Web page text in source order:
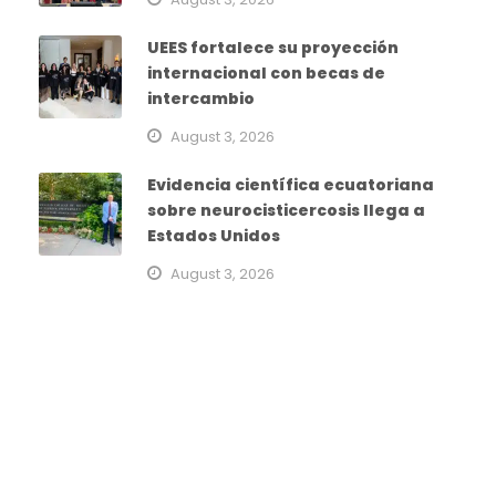
UEES fortalece su proyección
internacional con becas de
intercambio
August 3, 2026
Evidencia científica ecuatoriana
sobre neurocisticercosis llega a
Estados Unidos
August 3, 2026